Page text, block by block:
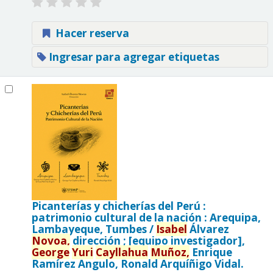
Hacer reserva
Ingresar para agregar etiquetas
Picanterías y chicherías del Perú :
patrimonio cultural de la nación : Arequipa,
Lambayeque, Tumbes / Isabel Álvarez
Novoa, dirección ; [equipo investigador],
GeorgeYuri Cayllahua Muñoz, Enrique
Ramírez Angulo, Ronald Arquíñigo Vidal.